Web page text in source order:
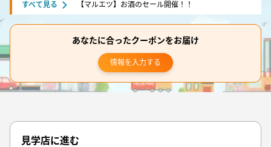
すべて見る 【マルエツ】お酒のセール開催！！
あなたに合ったクーポンをお届け
情報を入力する
見学店に進む